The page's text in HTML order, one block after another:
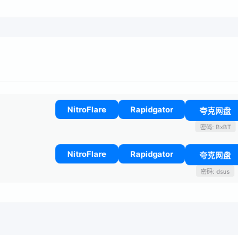
NitroFlare Rapidgator 夸克网盘
密码: BxBT
NitroFlare Rapidgator 夸克网盘
密码: dsus